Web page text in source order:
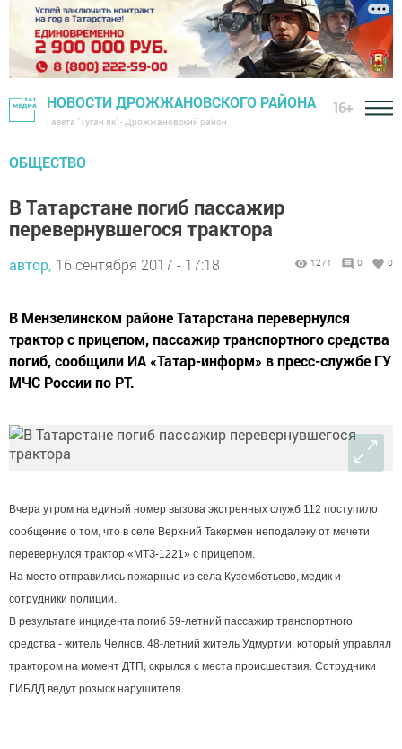
НОВОСТИ ДРОЖЖАНОВСКОГО РАЙОНА
Газета "Туган як" - Дрожжановский район
16+
ОБЩЕСТВО
В Татарстане погиб пассажир
перевернувшегося трактора
автор, 16 сентября 2017 - 17:18 1271 0 0
В Мензелинском районе Татарстана перевернулся
трактор с прицепом, пассажир транспортного средства
погиб, сообщили ИА «Татар-информ» в пресс-службе ГУ
МЧС России по РТ.
Вчера утром на единый номер вызова экстренных служб 112 поступило
сообщение о том, что в селе Верхний Такермен неподалеку от мечети
перевернулся трактор «МТЗ-1221» с прицепом.
На место отправились пожарные из села Кузембетьево, медик и
сотрудники полиции.
В результате инцидента погиб 59-летний пассажир транспортного
средства - житель Челнов. 48-летний житель Удмуртии, который управлял
трактором на момент ДТП, скрылся с места происшествия. Сотрудники
ГИБДД ведут розыск нарушителя.